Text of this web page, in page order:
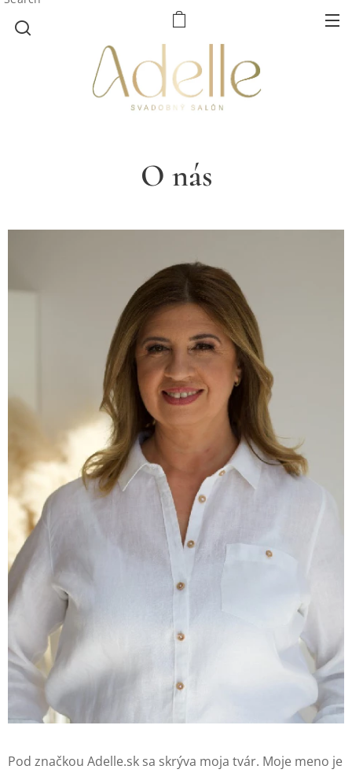
O nás
Pod značkou Adelle.sk sa skrýva moja tvár. Moje meno je